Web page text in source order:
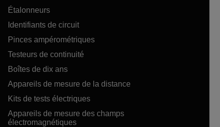
Étalonneurs
Identifiants de circuit
Pinces ampérométriques
Testeurs de continuité
Boîtes de dix ans
Appareils de mesure de la distance
Kits de tests électriques
Appareils de mesure des champs
électromagnétiques